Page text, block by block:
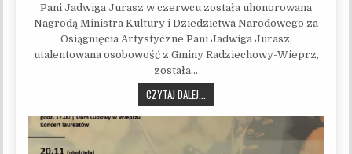
Pani Jadwiga Jurasz w czerwcu została uhonorowana
Nagrodą Ministra Kultury i Dziedzictwa Narodowego za
Osiągnięcia Artystyczne Pani Jadwiga Jurasz,
utalentowana osobowość z Gminy Radziechowy-Wieprz,
została…
CZYTAJ DALEJ...